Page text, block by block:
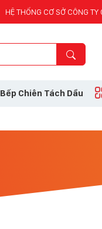
HỆ THỐNG CƠ SỞ CÔNG TY
Bếp Chiên Tách Dầu